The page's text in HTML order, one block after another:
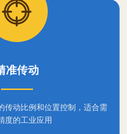
准传动
传动比例和位置控制，适合需
度的工业应用